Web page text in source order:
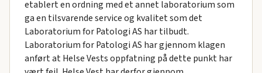
etablert en ordning med et annet laboratorium som
ga en tilsvarende service og kvalitet som det
Laboratorium for Patologi AS har tilbudt.
Laboratorium for Patologi AS har gjennom klagen
anført at Helse Vests oppfatning på dette punkt har